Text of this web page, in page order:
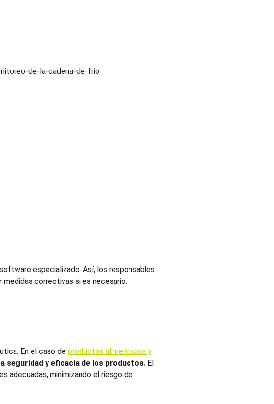
especializado. Así, los responsables
correctivas si es necesario.
En el caso de productos alimenticios y
seguridad y eficacia de los productos. El
adecuadas, minimizando el riesgo de